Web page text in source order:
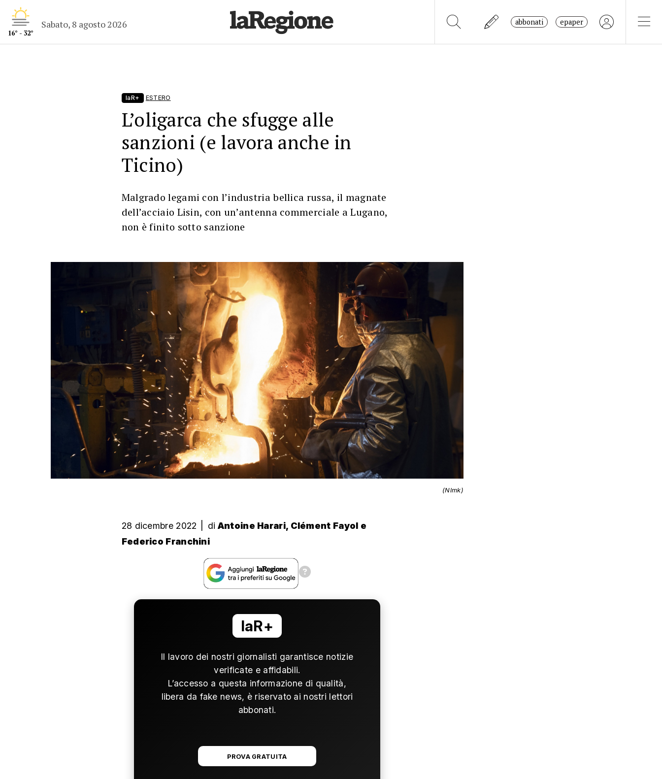
16° - 32°
Sabato, 8 agosto 2026 abbonati epaper
laR+ ESTERO
L’oligarca che sfugge alle
sanzioni (e lavora anche in
Ticino)
Malgrado legami con l’industria bellica russa, il magnate
dell’acciaio Lisin, con un’antenna commerciale a Lugano,
non è finito sotto sanzione
(Nlmk)
28 dicembre 2022 di Antoine Harari, Clément Fayol e
Federico Franchini
laR+
Il lavoro dei nostri giornalisti garantisce notizie
verificate e affidabili.
L’accesso a questa informazione di qualità,
libera da fake news, è riservato ai nostri lettori
abbonati.
PROVA GRATUITA